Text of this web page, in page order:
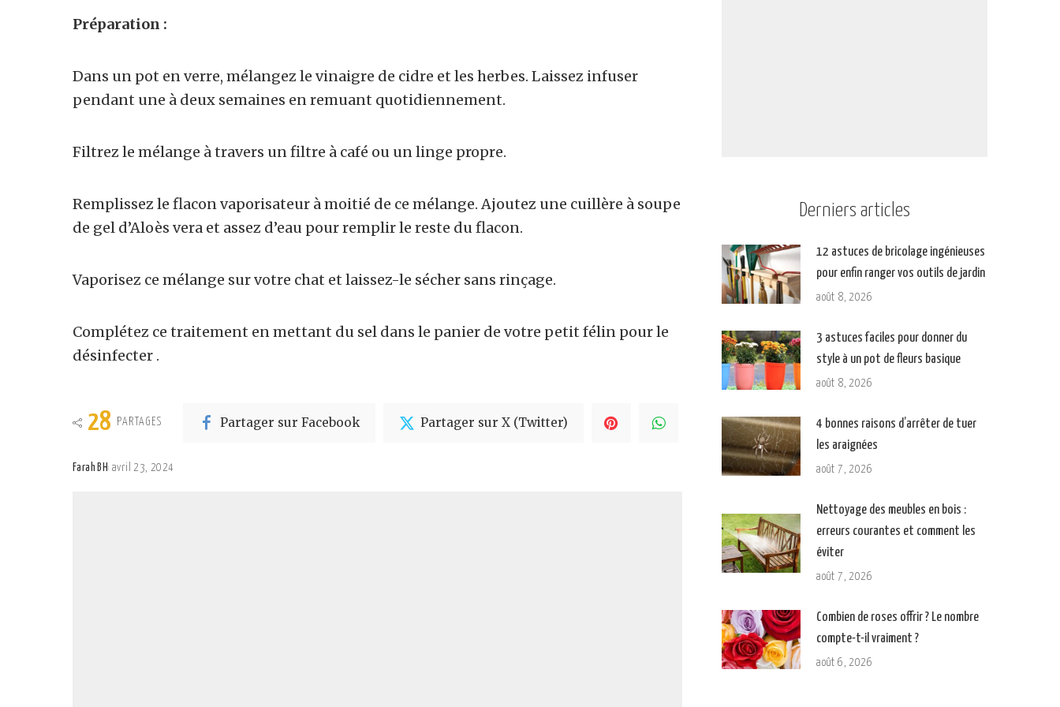
Préparation :
Dans un pot en verre, mélangez le vinaigre de cidre et les herbes. Laissez infuser
pendant une à deux semaines en remuant quotidiennement.
Filtrez le mélange à travers un filtre à café ou un linge propre.
Remplissez le flacon vaporisateur à moitié de ce mélange. Ajoutez une cuillère à soupe
de gel d’Aloès vera et assez d’eau pour remplir le reste du flacon.
Vaporisez ce mélange sur votre chat et laissez-le sécher sans rinçage.
Complétez ce traitement en mettant du sel dans le panier de votre petit félin pour le
désinfecter .
28 PARTAGES Partager sur Facebook Partager sur X (Twitter)
Farah BH avril 23, 2024
Derniers articles
12 astuces de bricolage ingénieuses
pour enfin ranger vos outils de jardin
août 8, 2026
3 astuces faciles pour donner du
style à un pot de fleurs basique
août 8, 2026
4 bonnes raisons d’arrêter de tuer
les araignées
août 7, 2026
Nettoyage des meubles en bois :
erreurs courantes et comment les
éviter
août 7, 2026
Combien de roses offrir ? Le nombre
compte-t-il vraiment ?
août 6, 2026